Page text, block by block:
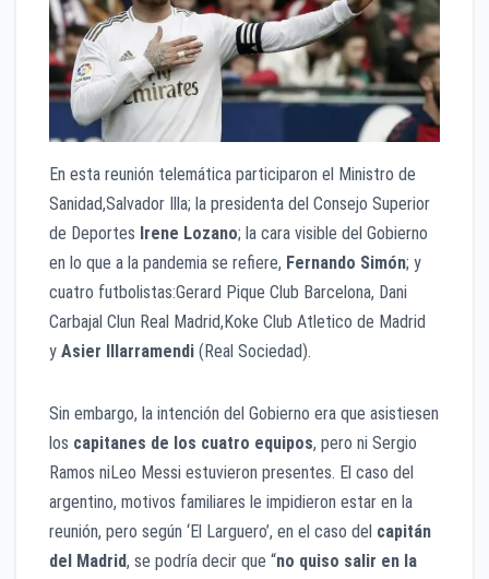
En esta reunión telemática participaron el Ministro de
Sanidad,Salvador Illa; la presidenta del Consejo Superior
de Deportes Irene Lozano; la cara visible del Gobierno
en lo que a la pandemia se refiere, Fernando Simón; y
cuatro futbolistas:Gerard Pique Club Barcelona, Dani
Carbajal Clun Real Madrid,Koke Club Atletico de Madrid
y Asier Illarramendi (Real Sociedad).
Sin embargo, la intención del Gobierno era que asistiesen
los capitanes de los cuatro equipos, pero ni Sergio
Ramos niLeo Messi estuvieron presentes. El caso del
argentino, motivos familiares le impidieron estar en la
reunión, pero según ‘El Larguero’, en el caso del capitán
del Madrid, se podría decir que “no quiso salir en la